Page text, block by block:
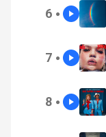
6 ●
7 ●
8 ●